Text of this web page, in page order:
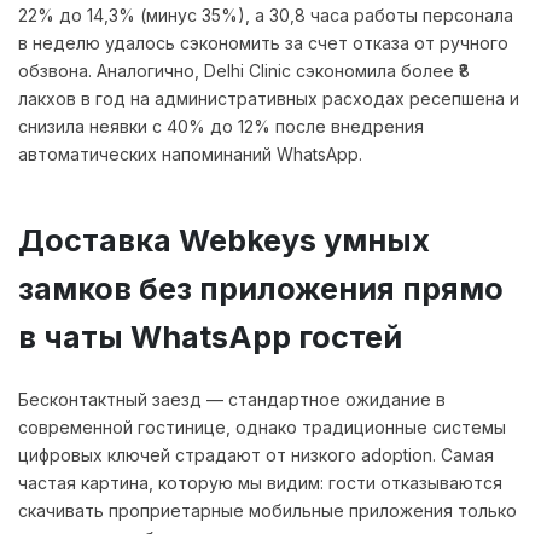
22% до 14,3% (минус 35%), а 30,8 часа работы персонала
в неделю удалось сэкономить за счет отказа от ручного
обзвона. Аналогично, Delhi Clinic сэкономила более ₹8
лакхов в год на административных расходах ресепшена и
снизила неявки с 40% до 12% после внедрения
автоматических напоминаний WhatsApp.
Доставка Webkeys умных
замков без приложения прямо
в чаты WhatsApp гостей
Бесконтактный заезд — стандартное ожидание в
современной гостинице, однако традиционные системы
цифровых ключей страдают от низкого adoption. Самая
частая картина, которую мы видим: гости отказываются
скачивать проприетарные мобильные приложения только